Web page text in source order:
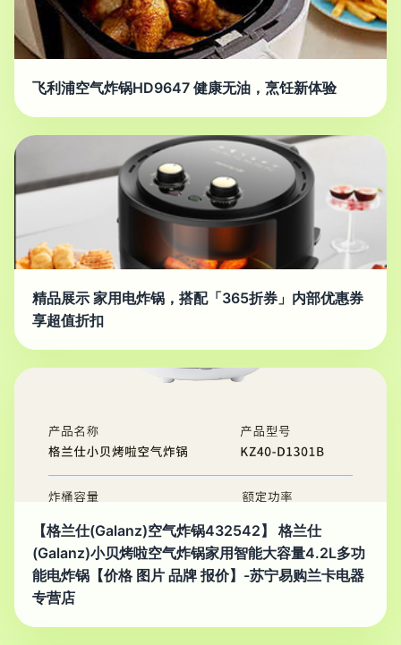
飞利浦空气炸锅HD9647 健康无油，烹饪新体验
精品展示 家用电炸锅，搭配「365折券」内部优惠券
享超值折扣
【格兰仕(Galanz)空气炸锅432542】 格兰仕
(Galanz)小贝烤啦空气炸锅家用智能大容量4.2L多功
能电炸锅【价格 图片 品牌 报价】-苏宁易购兰卡电器
专营店